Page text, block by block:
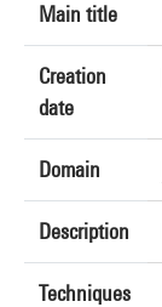
Main title
Creation
date
Domain
Description
Techniques